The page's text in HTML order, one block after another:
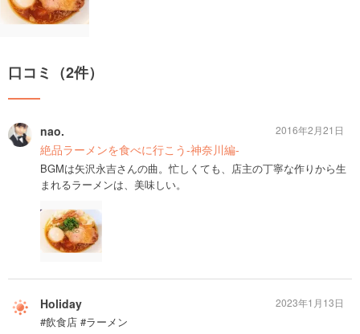
口コミ（2件）
nao.
絶品ラーメンを食べに行こう-神奈川編-
BGMは矢沢永吉さんの曲。忙しくても、店主の丁寧な作りから生
まれるラーメンは、美味しい。
2016年2月21日
Holiday
#飲食店 #ラーメン
2023年1月13日